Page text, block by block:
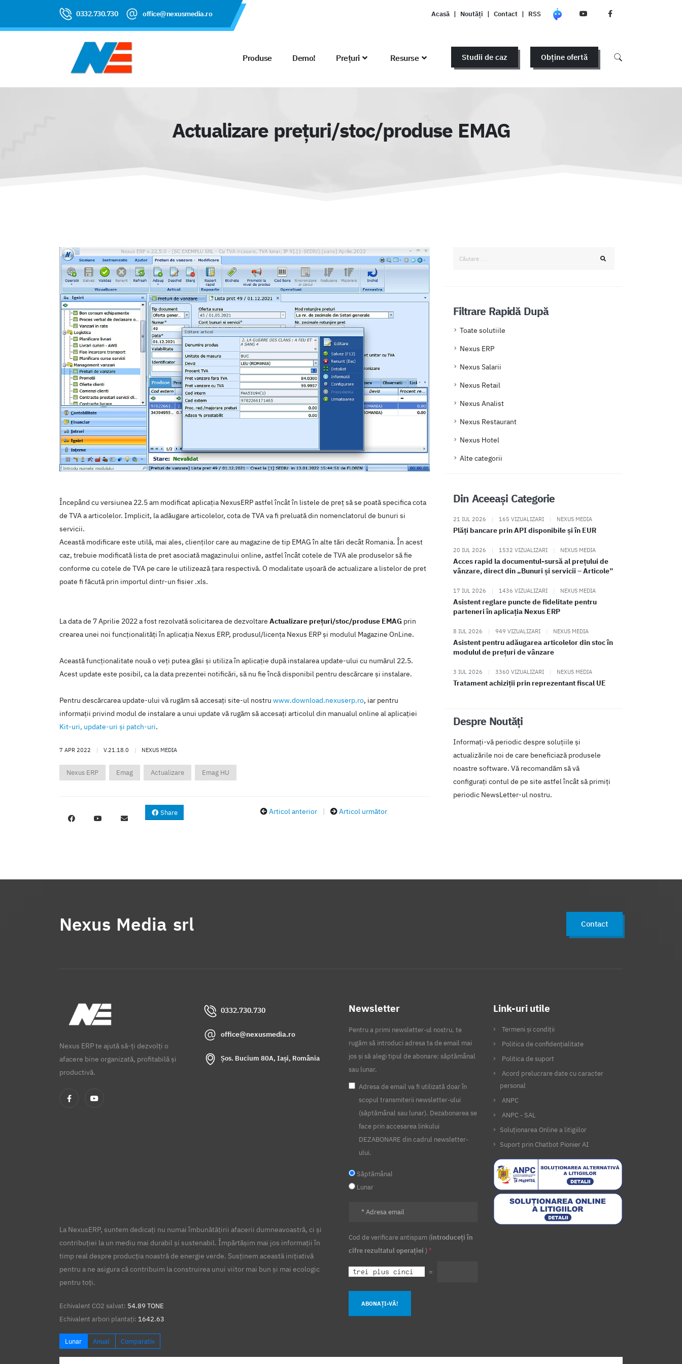
0332.730.730 office@nexusmedia.ro Acasă | Noutăți | Contact | RSS
Produse Demo! Prețuri Resurse Studii de caz Obține ofertă
Actualizare prețuri/stoc/produse EMAG
Începând cu versiunea 22.5 am modificat aplicația NexusERP astfel încât în listele de preț să se poată specifica cota
de TVA a articolelor. Implicit, la adăugare articolelor, cota de TVA va fi preluată din nomenclatorul de bunuri si
servicii.
Această modificare este utilă, mai ales, clienților care au magazine de tip EMAG în alte tări decât Romania. În acest
caz, trebuie modificată lista de pret asociată magazinului online, astfel încât cotele de TVA ale produselor să fie
conforme cu cotele de TVA pe care le utilizează țara respectivă. O modalitate ușoară de actualizare a listelor de pret
poate fi făcută prin importul dintr-un fisier .xls.
La data de 7 Aprilie 2022 a fost rezolvată solicitarea de dezvoltare Actualizare prețuri/stoc/produse EMAG prin
crearea unei noi funcţionalităţi în aplicaţia Nexus ERP, produsul/licenţa Nexus ERP şi modulul Magazine OnLine.
Această funcţionalitate nouă o veţi putea găsi şi utiliza în aplicaţie după instalarea update-ului cu numărul 22.5.
Acest update este posibil, ca la data prezentei notificări, să nu fie încă disponibil pentru descărcare şi instalare.
Pentru descărcarea update-ului vă rugăm să accesaţi site-ul nostru www.download.nexuserp.ro, iar pentru
informaţii privind modul de instalare a unui update vă rugăm să accesaţi articolul din manualul online al aplicaţiei
Kit-uri, update-uri şi patch-uri.
7 APR 2022 | V.21.18.0 | NEXUS MEDIA
Nexus ERP Emag Actualizare Emag HU
Share Articol anterior | Articol următor
Filtrare Rapidă După
Toate solutiile
Nexus ERP
Nexus Salarii
Nexus Retail
Nexus Analist
Nexus Restaurant
Nexus Hotel
Alte categorii
Din Aceeași Categorie
21 IUL 2026 | 165 VIZUALIZARI | NEXUS MEDIA
Plăți bancare prin API disponibile și în EUR
20 IUL 2026 | 1532 VIZUALIZARI | NEXUS MEDIA
Acces rapid la documentul-sursă al prețului de
vânzare, direct din „Bunuri și servicii – Articole”
17 IUL 2026 | 1436 VIZUALIZARI | NEXUS MEDIA
Asistent reglare puncte de fidelitate pentru
parteneri în aplicația Nexus ERP
8 IUL 2026 | 949 VIZUALIZARI | NEXUS MEDIA
Asistent pentru adăugarea articolelor din stoc în
modulul de prețuri de vânzare
3 IUL 2026 | 3360 VIZUALIZARI | NEXUS MEDIA
Tratament achiziții prin reprezentant fiscal UE
Despre Noutăți
Informați-vă periodic despre soluțiile și
actualizările noi de care beneficiază produsele
noastre software. Vă recomandăm să vă
configurați contul de pe site astfel încât să primiți
periodic NewsLetter-ul nostru.
Nexus Media srl Contact
Nexus ERP te ajută să-ți dezvolți o
afacere bine organizată, profitabilă și
productivă.
0332.730.730
office@nexusmedia.ro
Șos. Bucium 80A, Iași, România
Newsletter
Pentru a primi newsletter-ul nostru, te
rugăm să introduci adresa ta de email mai
jos și să alegi tipul de abonare: săptămânal
sau lunar.
Adresa de email va fi utilizată doar în
scopul transmiterii newsletter-ului
(săptămânal sau lunar). Dezabonarea se
face prin accesarea linkului
DEZABONARE din cadrul newsletter-
ului.
Săptămânal
Lunar
Cod de verificare antispam (introduceți în
cifre rezultatul operației ) *
=
ABONAȚI-VĂ!
Link-uri utile
Termeni și condiții
Politica de confidențialitate
Politica de suport
Acord prelucrare date cu caracter
personal
ANPC
ANPC - SAL
Soluționarea Online a litigiilor
Suport prin Chatbot Pionier AI
La NexusERP, suntem dedicați nu numai îmbunătățirii afacerii dumneavoastră, ci și
contribuției la un mediu mai durabil și sustenabil. Împărtășim mai jos informații în
timp real despre producția noastră de energie verde. Susținem această inițiativă
pentru a ne asigura că contribuim la construirea unui viitor mai bun și mai ecologic
pentru toți.
Echivalent CO2 salvat: 54.89 TONE
Echivalent arbori plantați: 1642.63
Lunar Anual Comparativ